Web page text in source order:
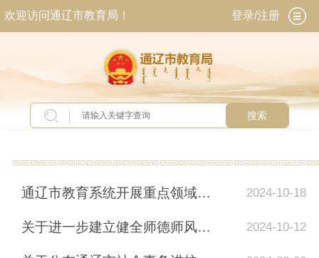
欢迎访问通辽市教育局！ 登录/注册
搜索
当前位置：首页>专题专栏>诚信建设工程专栏
通辽市教育系统开展重点领域失信突出问题专项整治行动情况 2024-10-18
关于进一步建立健全师德师风建设工作的通知 2024-10-12